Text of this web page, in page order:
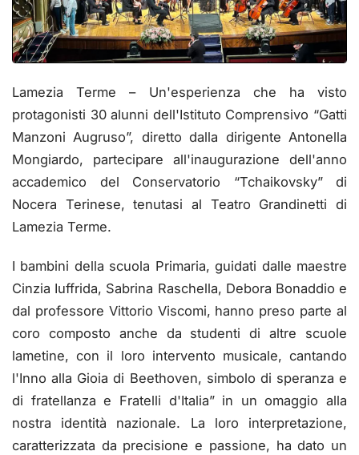
Lamezia Terme – Un'esperienza che ha visto
protagonisti 30 alunni dell'Istituto Comprensivo “Gatti
Manzoni Augruso”, diretto dalla dirigente Antonella
Mongiardo, partecipare all'inaugurazione dell'anno
accademico del Conservatorio “Tchaikovsky” di
Nocera Terinese, tenutasi al Teatro Grandinetti di
Lamezia Terme.
I bambini della scuola Primaria, guidati dalle maestre
Cinzia Iuffrida, Sabrina Raschella, Debora Bonaddio e
dal professore Vittorio Viscomi, hanno preso parte al
coro composto anche da studenti di altre scuole
lametine, con il loro intervento musicale, cantando
l'Inno alla Gioia di Beethoven, simbolo di speranza e
di fratellanza e Fratelli d'Italia” in un omaggio alla
nostra identità nazionale. La loro interpretazione,
caratterizzata da precisione e passione, ha dato un